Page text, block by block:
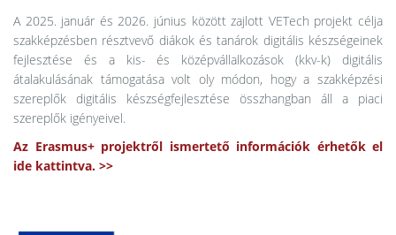
A 2025. január és 2026. június között zajlott VETech projekt célja
szakképzésben résztvevő diákok és tanárok digitális készségeinek
fejlesztése és a kis- és középvállalkozások (kkv-k) digitális
átalakulásának támogatása volt oly módon, hogy a szakképzési
szereplők digitális készségfejlesztése összhangban áll a piaci
szereplők igényeivel.
Az Erasmus+ projektről ismertető információk érhetők el
ide kattintva. >>